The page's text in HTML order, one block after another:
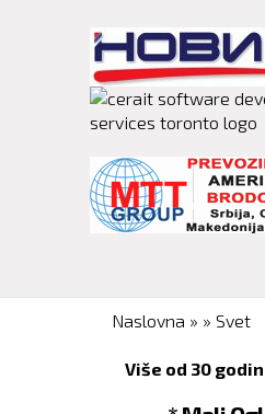
You are here
Naslovna » » Svet
Više od 30